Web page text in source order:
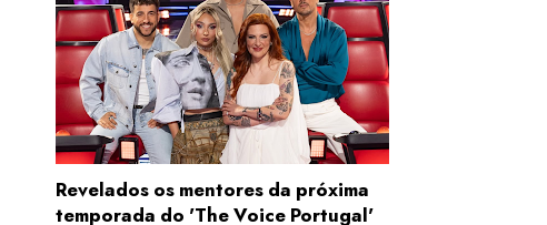
Revelados os mentores da próxima
temporada do 'The Voice Portugal'